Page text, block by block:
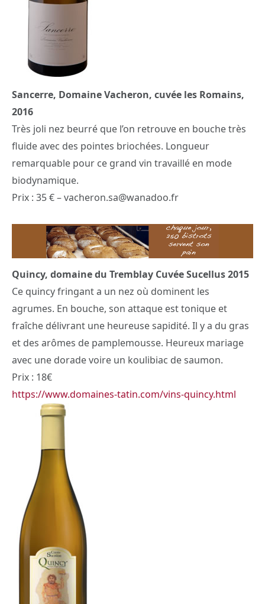
Sancerre, Domaine Vacheron, cuvée les Romains,
2016
Très joli nez beurré que l’on retrouve en bouche très
fluide avec des pointes briochées. Longueur
remarquable pour ce grand vin travaillé en mode
biodynamique.
Prix : 35 € – vacheron.sa@wanadoo.fr
Quincy, domaine du Tremblay Cuvée Sucellus 2015
Ce quincy fringant a un nez où dominent les
agrumes. En bouche, son attaque est tonique et
fraîche délivrant une heureuse sapidité. Il y a du gras
et des arômes de pamplemousse. Heureux mariage
avec une dorade voire un koulibiac de saumon.
Prix : 18€
https://www.domaines-tatin.com/vins-quincy.html